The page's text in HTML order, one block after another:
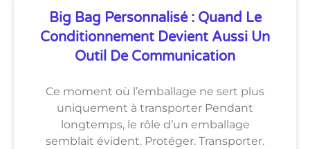
Big Bag Personnalisé : Quand Le
Conditionnement Devient Aussi Un
Outil De Communication
Ce moment où l’emballage ne sert plus
uniquement à transporter Pendant
longtemps, le rôle d’un emballage
semblait évident. Protéger. Transporter.